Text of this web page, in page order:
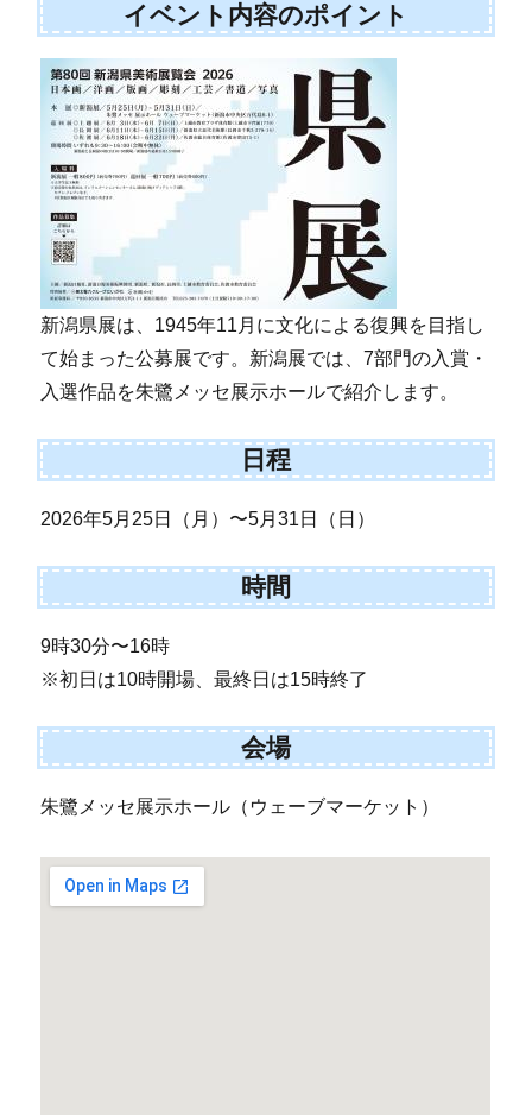
イベント内容のポイント
新潟県展は、1945年11月に文化による復興を目指し
て始まった公募展です。新潟展では、7部門の入賞・
入選作品を朱鷺メッセ展示ホールで紹介します。
日程
2026年5月25日（月）〜5月31日（日）
時間
9時30分〜16時
※初日は10時開場、最終日は15時終了
会場
朱鷺メッセ展示ホール（ウェーブマーケット）